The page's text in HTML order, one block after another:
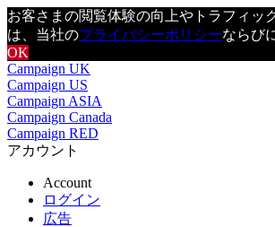
お客さまの閲覧体験の向上やトラフィッ
は、当社のプライバシーポリシーならび
OK
Campaign UK
Campaign US
Campaign ASIA
Campaign Canada
Campaign RED
アカウント
Account
ログイン
広告